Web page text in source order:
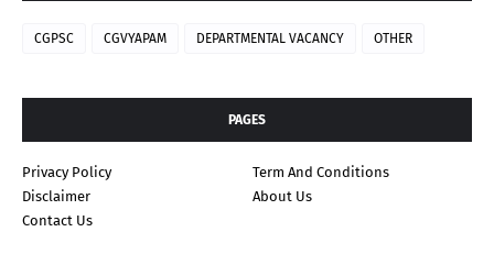
CGPSC CGVYAPAM DEPARTMENTAL VACANCY OTHER
PAGES
Privacy Policy
Term And Conditions
Disclaimer
About Us
Contact Us